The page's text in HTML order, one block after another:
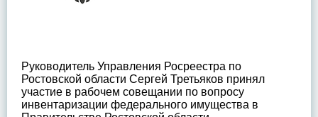
Руководитель Управления Росреестра по
Ростовской области Сергей Третьяков принял
участие в рабочем совещании по вопросу
инвентаризации федерального имущества в